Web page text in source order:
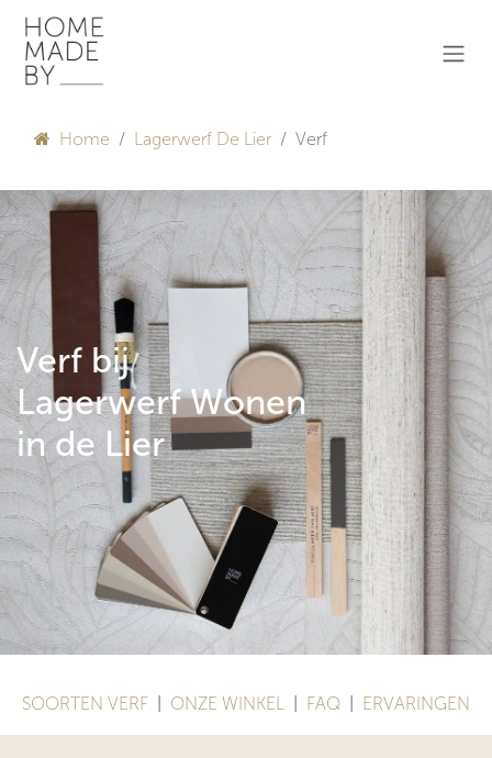
Overslaan naar inhoud
Home Lagerwerf De Lier Verf
Verf bij
Lagerwerf Wonen
in de Lier
SOORTEN VERF ONZE WINKEL FAQ ERVARINGEN